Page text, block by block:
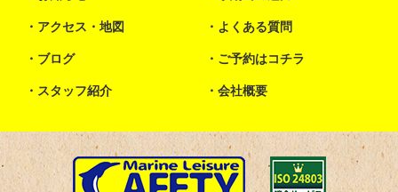
アクセス・地図 よくある質問
ブログ ご予約はコチラ
スタッフ紹介 会社概要